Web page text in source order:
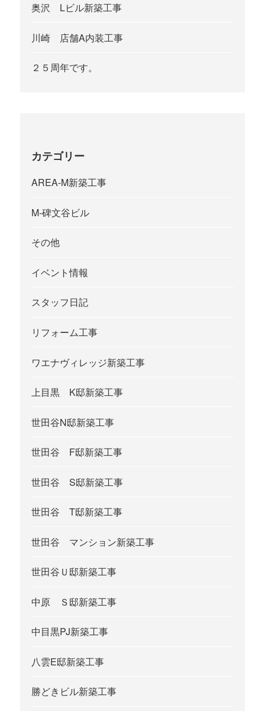
奥沢 Lビル新築工事
川崎 店舗A内装工事
２５周年です。
カテゴリー
AREA-M新築工事
M-碑文谷ビル
その他
イベント情報
スタッフ日記
リフォーム工事
ワエナヴィレッジ新築工事
上目黒 K邸新築工事
世田谷N邸新築工事
世田谷 F邸新築工事
世田谷 S邸新築工事
世田谷 T邸新築工事
世田谷 マンション新築工事
世田谷Ｕ邸新築工事
中原 Ｓ邸新築工事
中目黒PJ新築工事
八雲E邸新築工事
勝どきビル新築工事